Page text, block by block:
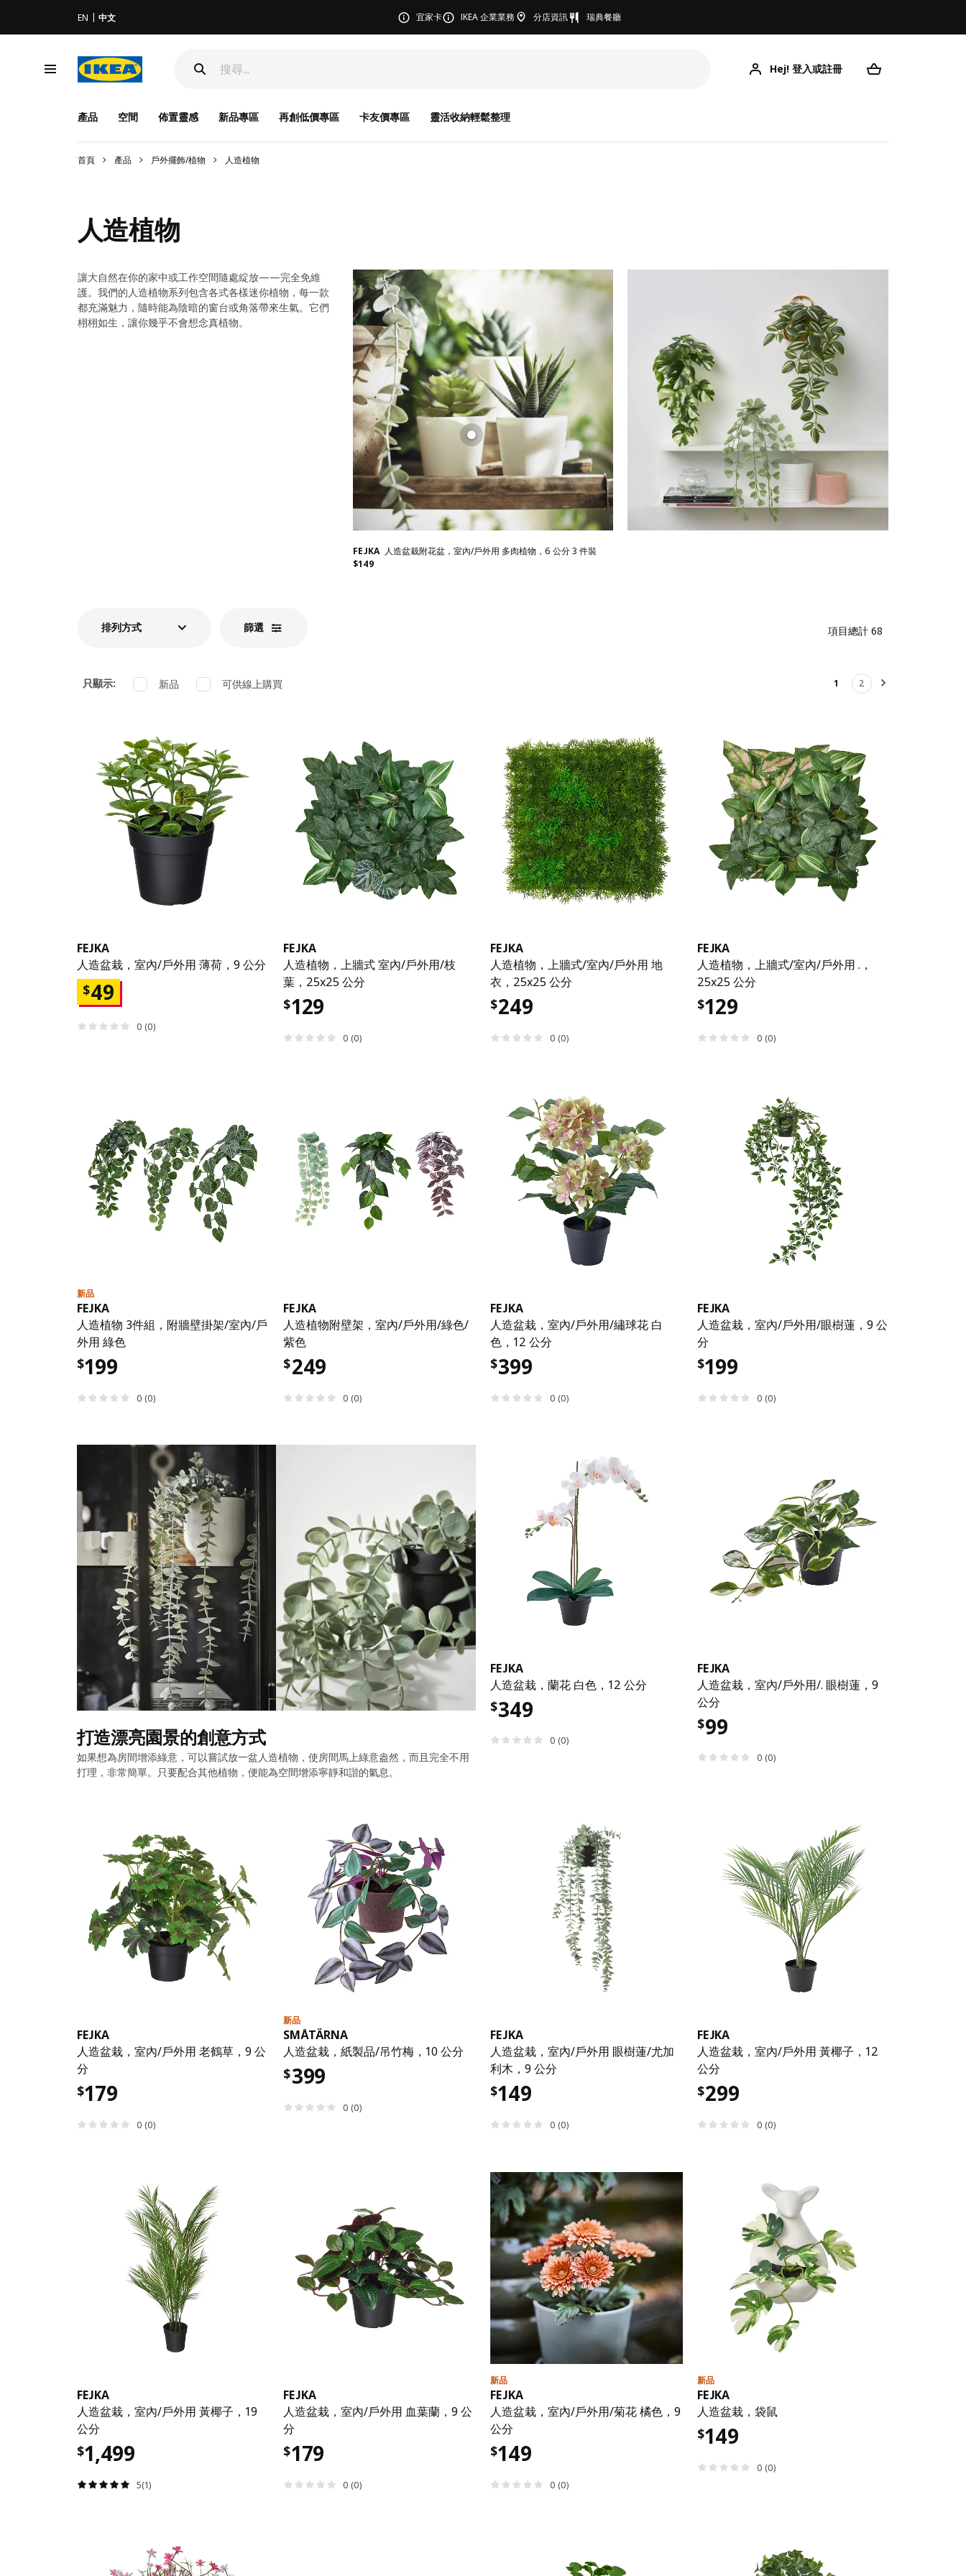
EN 中文 宜家卡 IKEA 企業業務 分店資訊 瑞典餐廳
Hej! 登入或註冊
產品 空間 佈置靈感 新品專區 再創低價專區 卡友價專區 靈活收納輕鬆整理
首頁 產品 戶外擺飾/植物 人造植物
人造植物
讓大自然在你的家中或工作空間隨處綻放——完全免維
護。我們的人造植物系列包含各式各樣迷你植物，每一款
都充滿魅力，隨時能為陰暗的窗台或角落帶來生氣。它們
栩栩如生，讓你幾乎不會想念真植物。
FEJKA 人造盆栽附花盆，室內/戶外用 多肉植物，6 公分 3 件裝
$149
項目總計68
排列方式 篩選​
只顯示: 新品​ 可供線上購買 1 2 下一頁
FEJKA
人造盆栽，室內/戶外用 薄荷，9 公分
$49
0 (0)
FEJKA
人造植物，上牆式 室內/戶外用/枝
葉，25x25 公分
$129
0 (0)
FEJKA
人造植物，上牆式/室內/戶外用 地
衣，25x25 公分
$249
0 (0)
FEJKA
人造植物，上牆式/室內/戶外用 .，
25x25 公分
$129
0 (0)
新品
FEJKA
人造植物 3件組，附牆壁掛架/室內/戶
外用 綠色
$199
0 (0)
FEJKA
人造植物附壁架，室內/戶外用/綠色/
紫色
$249
0 (0)
FEJKA
人造盆栽，室內/戶外用/繡球花 白
色，12 公分
$399
0 (0)
FEJKA
人造盆栽，室內/戶外用/眼樹蓮，9 公
分
$199
0 (0)
打造漂亮園景的創意方式
如果想為房間增添綠意，可以嘗試放一盆人造植物，使房間馬上綠意盎然，而且完全不用
打理，非常簡單。只要配合其他植物，便能為空間增添寧靜和諧的氣息。
FEJKA
人造盆栽，蘭花 白色，12 公分
$349
0 (0)
FEJKA
人造盆栽，室內/戶外用/. 眼樹蓮，9
公分
$99
0 (0)
FEJKA
人造盆栽，室內/戶外用 老鶴草，9 公
分
$179
0 (0)
新品
SMÅTÄRNA
人造盆栽，紙製品/吊竹梅，10 公分
$399
0 (0)
FEJKA
人造盆栽，室內/戶外用 眼樹蓮/尤加
利木，9 公分
$149
0 (0)
FEJKA
人造盆栽，室內/戶外用 黃椰子，12
公分
$299
0 (0)
FEJKA
人造盆栽，室內/戶外用 黃椰子，19
公分
$1,499
5(1)
FEJKA
人造盆栽，室內/戶外用 血葉蘭，9 公
分
$179
0 (0)
新品
FEJKA
人造盆栽，室內/戶外用/菊花 橘色，9
公分
$149
0 (0)
新品
FEJKA
人造盆栽，袋鼠
$149
0 (0)